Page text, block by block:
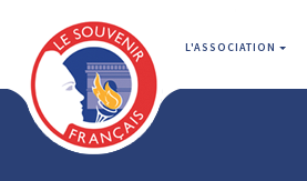
L'ASSOCIATION